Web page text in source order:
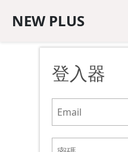
NEW PLUS
登入器